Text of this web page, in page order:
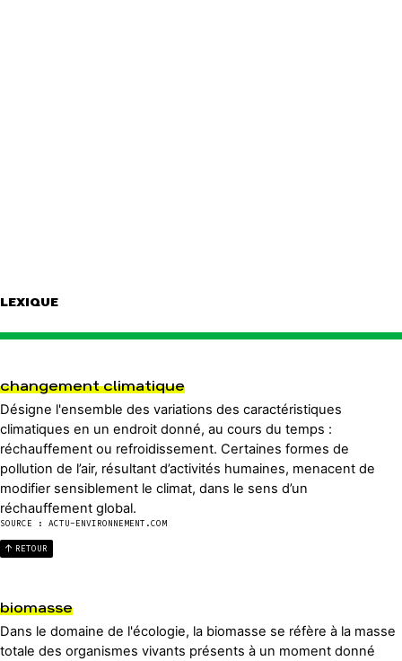
LEXIQUE
changement climatique
Désigne l'ensemble des variations des caractéristiques
climatiques en un endroit donné, au cours du temps :
réchauffement ou refroidissement. Certaines formes de
pollution de l’air, résultant d’activités humaines, menacent de
modifier sensiblement le climat, dans le sens d’un
réchauffement global.
SOURCE : ACTU-ENVIRONNEMENT.COM
RETOUR
biomasse
Dans le domaine de l'écologie, la biomasse se réfère à la masse
totale des organismes vivants présents à un moment donné